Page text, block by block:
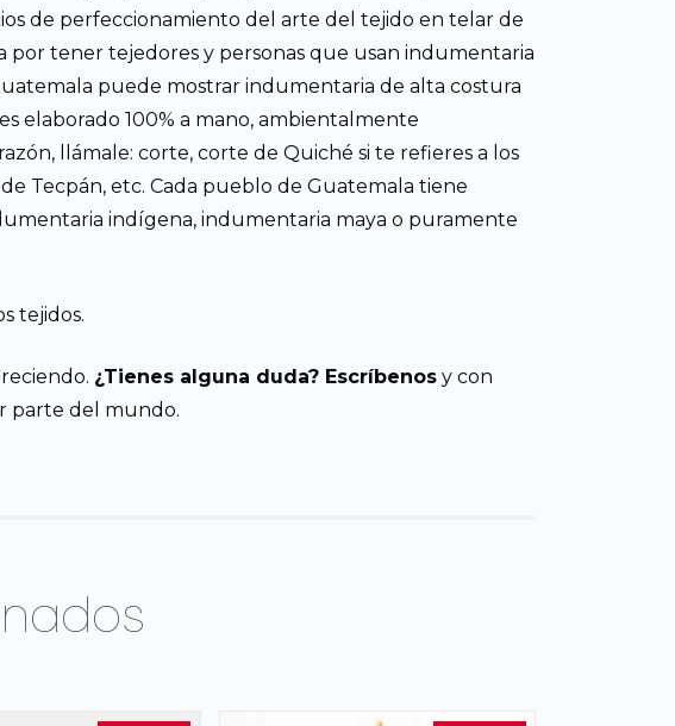
de perfeccionamiento del arte del tejido en telar de
tener tejedores y personas que usan indumentaria
puede mostrar indumentaria de alta costura
elaborado 100% a mano, ambientalmente
llámale: corte, corte de Quiché si te refieres a los
Tecpán, etc. Cada pueblo de Guatemala tiene
indígena, indumentaria maya o puramente
tejidos.
¿Tienes alguna duda? Escríbenos y con
parte del mundo.